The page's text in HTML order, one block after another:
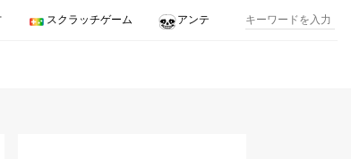
スクラッチゲーム アンテ